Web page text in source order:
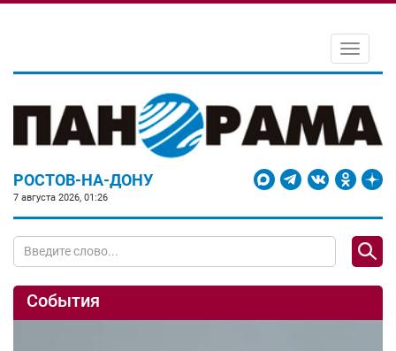
Toggle
РОСТОВ-НА-ДОНУ
7 августа 2026, 01:26
События